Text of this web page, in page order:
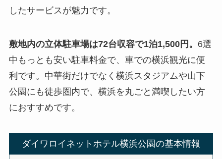
したサービスが魅力です。
敷地内の立体駐車場は72台収容で1泊1,500円。 6選
中もっとも安い駐車料金で、車での横浜観光に便
利です。中華街だけでなく横浜スタジアムや山下
公園にも徒歩圏内で、横浜を丸ごと満喫したい方
におすすめです。
ダイワロイネットホテル横浜公園の基本情報